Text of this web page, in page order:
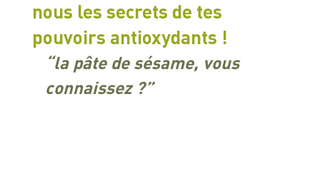
nous les secrets de tes
pouvoirs antioxydants !
“la pâte de sésame, vous
connaissez ?”